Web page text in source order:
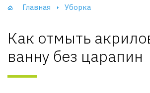
Главная Уборка
Как отмыть
ванну без царапин